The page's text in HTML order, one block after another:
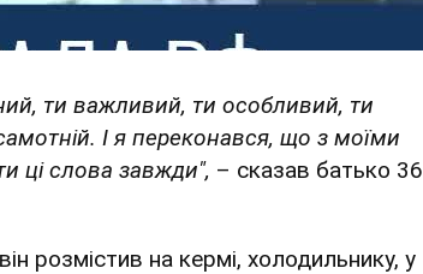
ти важливий, ти особливий, ти
І я переконався, що з моїми
ці слова завжди", – сказав батько 36
розмістив на кермі, холодильнику, у